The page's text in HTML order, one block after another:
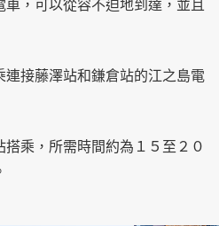
，可以從容不迫地到達，並且
接藤澤站和鎌倉站的江之島電
乘，所需時間約為１５至２０